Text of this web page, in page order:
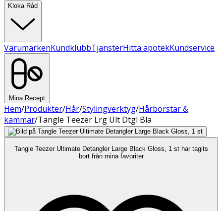
Kloka Råd
VarumärkenKundklubbTjänsterHitta apotekKundservice
Mina Recept
Hem/Produkter/Hår/Stylingverktyg/Hårborstar &
kammar/Tangle Teezer Lrg Ult Dtgl Bla
Tangle Teezer Ultimate Detangler Large Black Gloss, 1 st har tagits
bort från mina favoriter